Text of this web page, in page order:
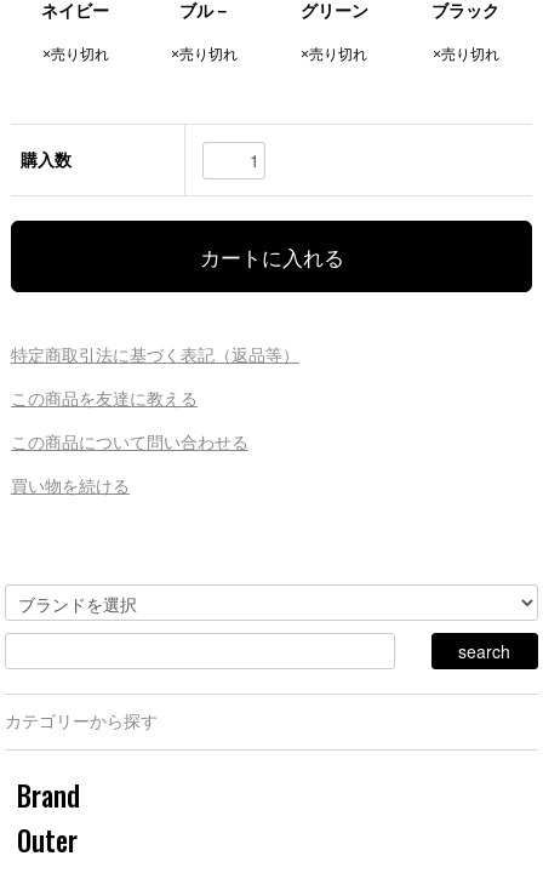
ネイビー ブル－ グリーン ブラック
×売り切れ ×売り切れ ×売り切れ ×売り切れ
購入数
特定商取引法に基づく表記（返品等）
この商品を友達に教える
この商品について問い合わせる
買い物を続ける
カテゴリーから探す
Brand
Outer